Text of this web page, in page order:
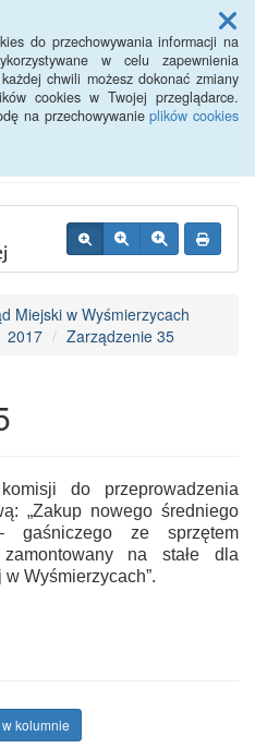
do przechowywania informacji na
w celu zapewnienia
chwili możesz dokonać zmiany
cookies w Twojej przeglądarce.
na przechowywanieplików cookies
Menu
Miejski w Wyśmierzycach
2017 Zarządzenie 35
do przeprowadzenia
„Zakup nowego średniego
gaśniczego ze sprzętem
na stałe dla
Wyśmierzycach”.
kolumnie